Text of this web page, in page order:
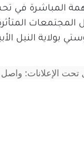
المباشرة في
بولاية النيل
تحت الإعلانات: واصل